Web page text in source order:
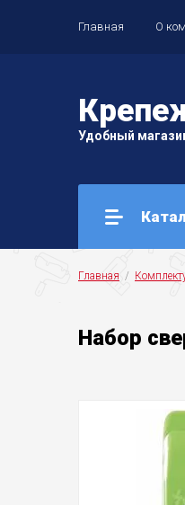
Главная О
Удобный
Главная
  /
Набор